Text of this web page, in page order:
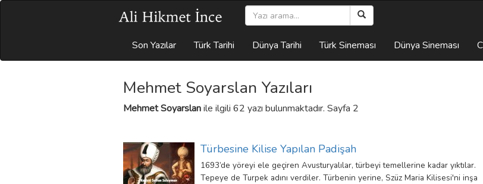
Son Yazılar Türk Tarihi Dünya Tarihi Türk Sineması Dünya Sineması
Mehmet Soyarslan Yazıları
Mehmet Soyarslanile ilgili 62 yazı bulunmaktadır. Sayfa 2
Türbesine Kilise Yapılan Padişah
1693’de yöreyi ele geçiren Avusturyalılar, türbeyi temellerine kadar yıktılar.
Tepeye de Turpek adını verdiler. Türbenin yerine, Szüz Maria Kilisesi'ni inşa